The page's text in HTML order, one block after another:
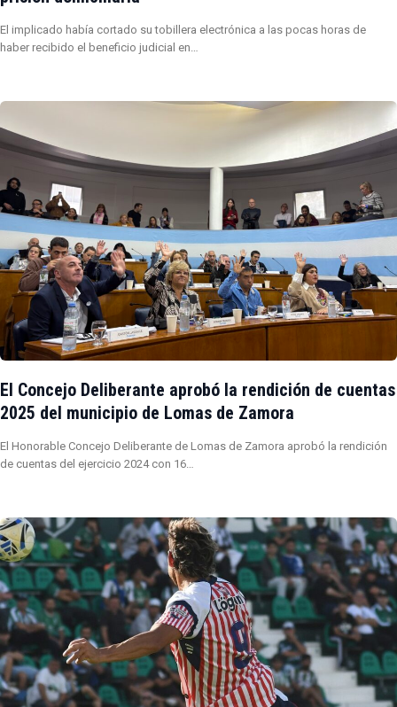
El implicado había cortado su tobillera electrónica a las pocas horas de
haber recibido el beneficio judicial en…
El Concejo Deliberante aprobó la rendición de cuentas
2025 del municipio de Lomas de Zamora
El Honorable Concejo Deliberante de Lomas de Zamora aprobó la rendición
de cuentas del ejercicio 2024 con 16…